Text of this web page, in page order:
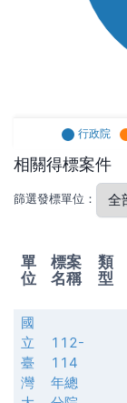
行政院
相關得標案件
篩選發標單位：
單
位
標案
名稱
類
型
國
立
臺
灣
112-
114
年總